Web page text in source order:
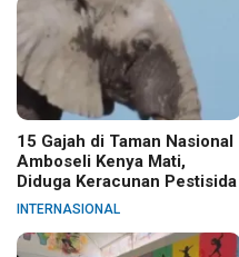
15 Gajah di Taman Nasional
Amboseli Kenya Mati,
Diduga Keracunan Pestisida
INTERNASIONAL